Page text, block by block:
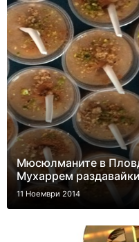
Мюсюлманите в
Мухаррем
11 Ноември 2014